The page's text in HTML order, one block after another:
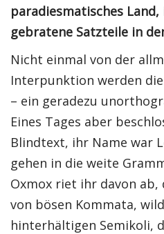
paradiesmatisches
gebratene Satzteile in
Nicht einmal von der
Interpunktion werden
– ein geradezu
Eines Tages aber
Blindtext, ihr Name war
gehen in die weite
Oxmox riet ihr davon
von bösen Kommata,
hinterhältigen Semikoli,